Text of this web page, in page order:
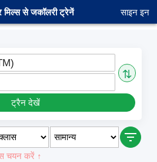
मिल्स से जकॉलरी ट्रेनें साइन इन
⇅
ट्रैन देखें
चयन करें ↑